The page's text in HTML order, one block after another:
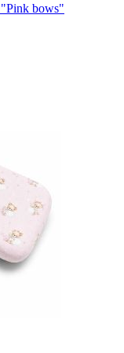
bows"